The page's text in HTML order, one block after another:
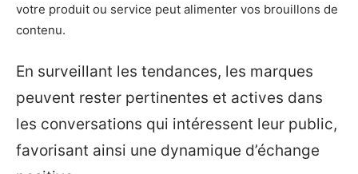
votre produit ou service peut alimenter vos brouillons de
contenu.
En surveillant les tendances, les marques
peuvent rester pertinentes et actives dans
les conversations qui intéressent leur public,
favorisant ainsi une dynamique d’échange